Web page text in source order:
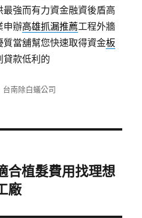
最強而有力資金融資後盾高
申辦高雄抓漏推薦工程外牆
當舖幫您快速取得資金板
貸款低利的
分
台南除白蟻公司
合植髮費用找理想
廠